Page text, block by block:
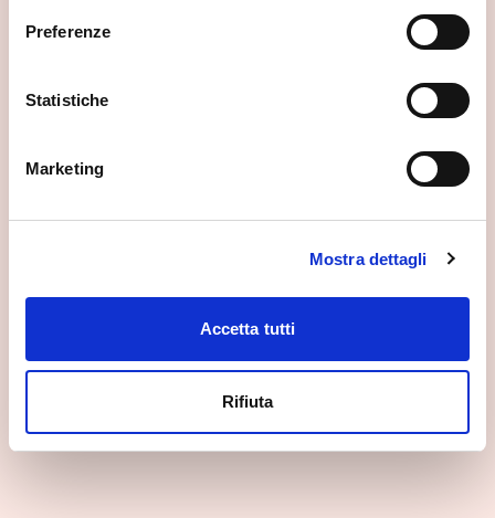
Preferenze
Statistiche
Marketing
Mostra dettagli
Accetta tutti
Rifiuta